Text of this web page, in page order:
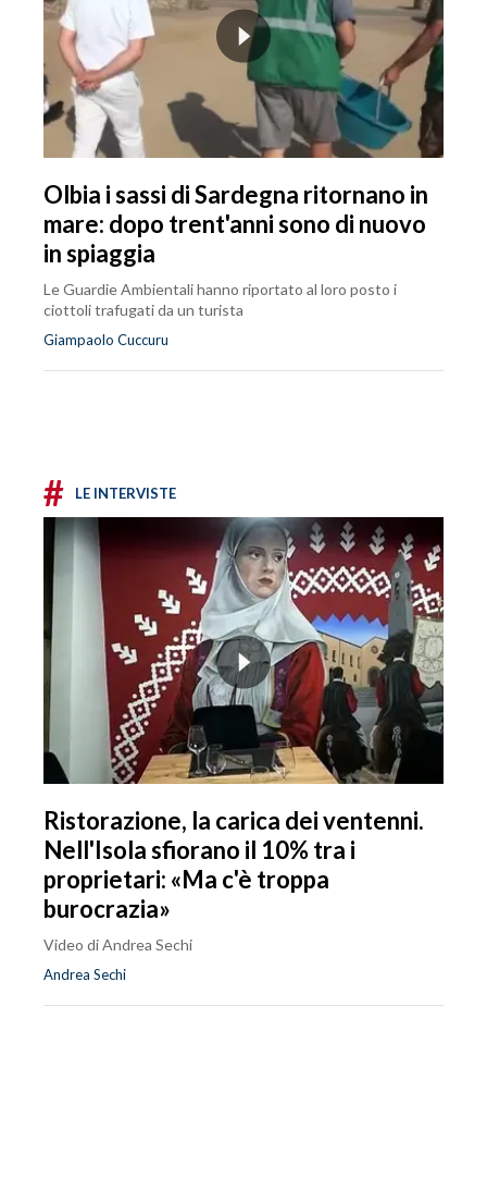
Olbia i sassi di Sardegna ritornano in
mare: dopo trent'anni sono di nuovo
in spiaggia
Le Guardie Ambientali hanno riportato al loro posto i
ciottoli trafugati da un turista
Giampaolo Cuccuru
# LE INTERVISTE
Ristorazione, la carica dei ventenni.
Nell'Isola sfiorano il 10% tra i
proprietari: «Ma c'è troppa
burocrazia»
Video di Andrea Sechi
Andrea Sechi